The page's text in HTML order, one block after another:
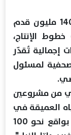
ومن المفترض أن تضيف الشركة نحو 140 مليون قدم
الإنتاج،
إجمالية تُقدّر
صحفية لمسئول
من مشروعين
العميقة في
شرق وغرب دلتا النيل بالبحر المتوسط، بواقع نحو 100